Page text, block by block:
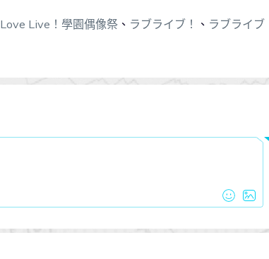
Love Live！學園偶像祭、 ラブライブ！ 、 ラブライブ